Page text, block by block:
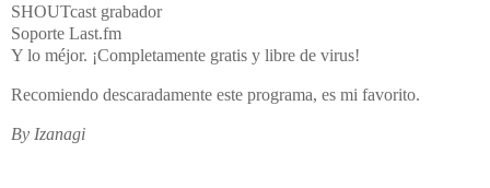
SHOUTcast grabador
Soporte Last.fm
Y lo méjor. ¡Completamente gratis y libre de virus!
Recomiendo descaradamente este programa, es mi favorito.
By Izanagi